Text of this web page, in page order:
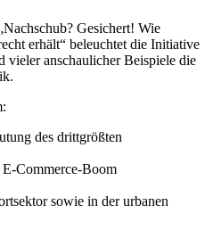
Gesichert! Wie
erhält“ beleuchtet die Initiative
vieler anschaulicher Beispiele die
des drittgrößten
Commerce-Boom
sowie in der urbanen